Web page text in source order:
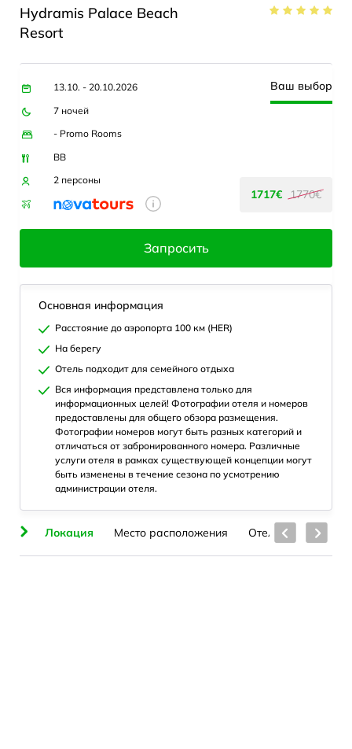
Hydramis Palace Beach
Resort
13.10. - 20.10.2026
7 ночей
- Promo Rooms
BB
2 персоны
Ваш выбор
1717€ 1770€
Запросить
Основная информация
Расстояние до аэропорта 100 км (HER)
На берегу
Отель подходит для семейного отдыха
Вся информация представлена только для
информационных целей! Фотографии отеля и номеров
предоставлены для общего обзора размещения.
Фотографии номеров могут быть разных категорий и
отличаться от забронированного номера. Различные
услуги отеля в рамках существующей концепции могут
быть изменены в течение сезона по усмотрению
администрации отеля.
Локация Место расположения Отель Номера